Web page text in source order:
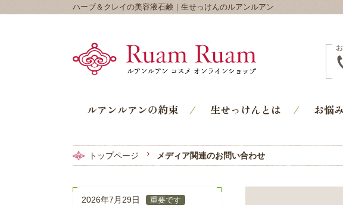
ハーブ＆クレイの美容液石鹸｜生せっけんのルアンルアン
Ruam
ルアンルアンの約束 生せっけんとは お悩
トップページ メディア関連のお問い合わせ
2026年7月29日
重要です